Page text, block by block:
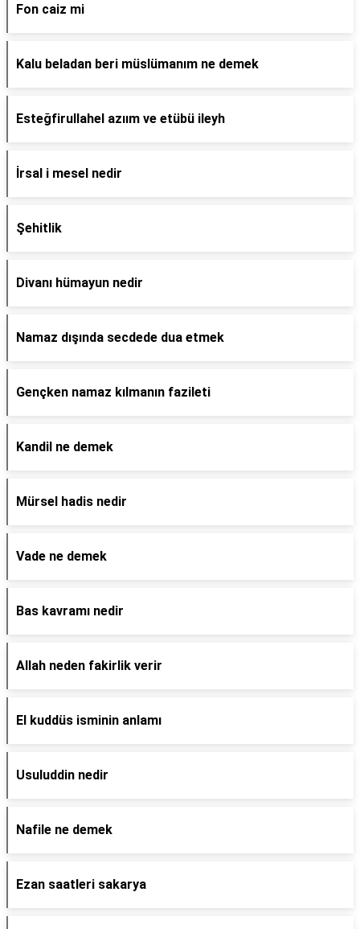
Fon caiz mi
Kalu beladan beri müslümanım ne demek
Esteğfirullahel azıım ve etübü ileyh
İrsal i mesel nedir
Şehitlik
Divanı hümayun nedir
Namaz dışında secdede dua etmek
Gençken namaz kılmanın fazileti
Kandil ne demek
Mürsel hadis nedir
Vade ne demek
Bas kavramı nedir
Allah neden fakirlik verir
El kuddüs isminin anlamı
Usuluddin nedir
Nafile ne demek
Ezan saatleri sakarya